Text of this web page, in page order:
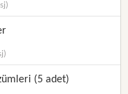
(5 adet)